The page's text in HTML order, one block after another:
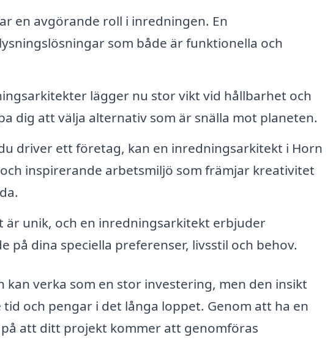
en avgörande roll i inredningen. En
som både är funktionella och
lägger nu stor vikt vid hållbarhet och
dig att välja alternativ som är snälla mot planeten.
driver ett företag, kan en inredningsarkitekt i Horn
inspirerande arbetsmiljö som främjar kreativitet
är unik, och en inredningsarkitekt erbjuder
på dina speciella preferenser, livsstil och behov.
verka som en stor investering, men den insikt
och pengar i det långa loppet. Genom att ha en
att ditt projekt kommer att genomföras